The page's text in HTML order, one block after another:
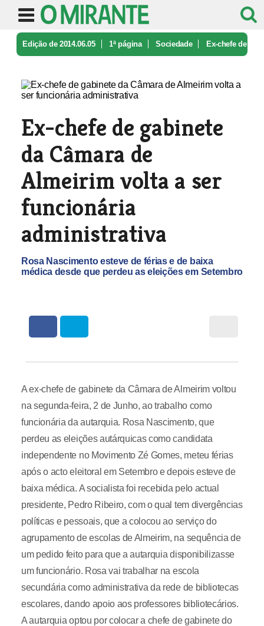
Edição de 2014.06.05 1ª página Sociedade Ex-chefe de
Ex-chefe de gabinete
da Câmara de
Almeirim volta a ser
funcionária
administrativa
Rosa Nascimento esteve de férias e de baixa
médica desde que perdeu as eleições em Setembro
A ex-chefe de gabinete da Câmara de Almeirim voltou
na segunda-feira, 2 de Junho, ao trabalho como
funcionária da autarquia. Rosa Nascimento, que
perdeu as eleições autárquicas como candidata
independente no Movimento Zé Gomes, meteu férias
após o acto eleitoral em Setembro e depois esteve de
baixa médica. A socialista foi recebida pelo actual
presidente, Pedro Ribeiro, com o qual tem divergências
políticas e pessoais, que a colocou ao serviço do
agrupamento de escolas de Almeirim, na sequência de
um pedido feito para que a autarquia disponibilizasse
um funcionário. Rosa vai trabalhar na escola
secundária como administrativa da rede de bibliotecas
escolares, dando apoio aos professores bibliotecários.
A autarquia optou por colocar a chefe de gabinete do